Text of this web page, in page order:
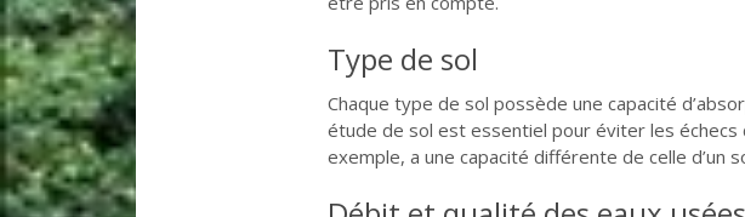
Type de sol
Chaque type de sol possède une capacité
étude de sol est essentiel pour éviter les
exemple, a une capacité différente de celle d’un